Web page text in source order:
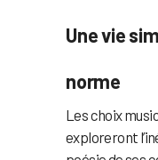
Une vie
norme
Les choix
exploreront